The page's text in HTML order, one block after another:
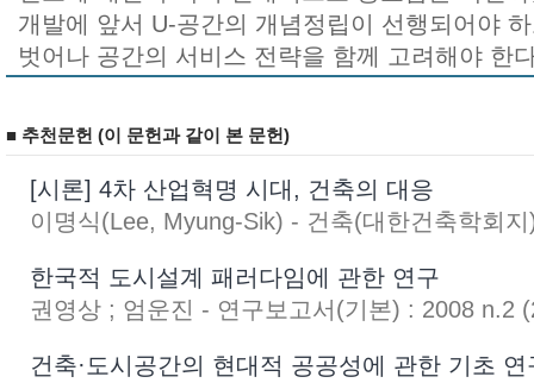
개발에 앞서 U-공간의 개념정립이 선행되어야
벗어나 공간의 서비스 전략을 함께 고려해야 한
■ 추천문헌 (이 문헌과 같이 본 문헌)
[시론] 4차 산업혁명 시대, 건축의 대응
이명식(Lee, Myung-Sik) - 건축(대한건축학회
한국적 도시설계 패러다임에 관한 연구
권영상 ; 엄운진 - 연구보고서(기본) : 2008 n.2
건축·도시공간의 현대적 공공성에 관한 기초 연